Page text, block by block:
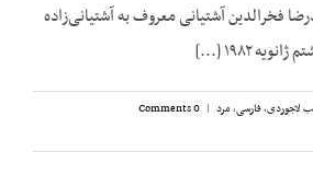
فخرالدین آشتیانی معروف به آشتیانی‌زاده
۱۹۸۲ [...]
لاجوردی,فارسی,مرد |
0 Comments